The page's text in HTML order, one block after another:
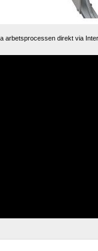
arbetsprocessen direkt via